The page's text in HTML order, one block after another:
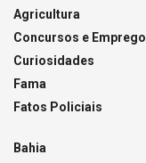
Agricultura
Concursos e Emprego
Curiosidades
Fama
Fatos Policiais
Bahia